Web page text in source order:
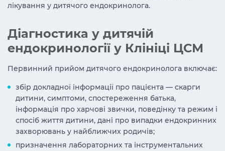
лікування у дитячого ендокринолога.
Діагностика у дитячій
ендокринології у Клініці ЦСМ
Первинний прийом дитячого ендокринолога включає:
збір докладної інформації про пацієнта — скарги
дитини, симптоми, спостереження батька,
інформація про харчові звички, поведінку та режим і
спосіб життя дитини, дані про випадки ендокринних
захворювань у найближчих родичів;
призначення лабораторних та інструментальних